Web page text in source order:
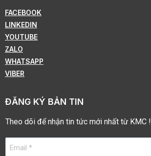
FACEBOOK
LINKEDIN
YOUTUBE
ZALO
WHATSAPP
VIBER
ĐĂNG KÝ BẢN TIN
Theo dõi để nhận tin tức mới nhất từ KMC !